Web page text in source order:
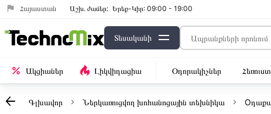
Հայաստան Աշխ․ ժամեր: Երեք-Կիր: 09:00 - 19:00
Տեսականի
Ակցիաներ Լիկվիդացիա Օդորակիչներ
Գլխավոր Ներկառուցվող խոհանոցային տեխնիկա